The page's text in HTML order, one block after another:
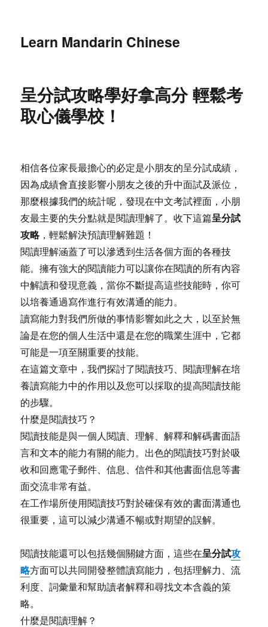
Learn Mandarin Chinese
呈分試攻略學好拿高分 輕鬆考
取心儀學校！
相信各位家長最擔心的必定是小朋友的呈分試成績，
因為成績會直接影響小朋友之後的升中面試及派位，
那麼根據我們的統計呢，發現在中文考試裡面，小朋
友最主要的失分點就是閱讀理解了。收下這篇呈分試
攻略，輕鬆解決預讀理解難題！
閱讀理解涵蓋了可以滲透到生活各個方面的各種技
能。擁有強大的閱讀能力可以讓你在閱讀的所有內容
中解讀和發現意義，當你不斷提高這些技能時，你可
以培養通過寫作進行有效溝通的能力。
讀寫能力對我們所做的事情影響如此之大，以至於無
論是在您的個人生活中還是在您的職業生涯中，它都
可能是一項至關重要的技能。
在這篇文章中，我們探討了閱讀技巧、閱讀理解在培
養讀寫能力中的作用以及您可以採取的提高閱讀技能
的步驟。
什麼是閱讀技巧？
閱讀技能是與一個人閱讀、理解、解釋和解碼書面語
言和文本的能力有關的能力。出色的閱讀技巧對於吸
收和回應電子郵件、信息、信件和其他書面信息等書
面交流非常有益。
在工作場所使用閱讀技巧對於確保有效的書面溝通也
很重要，這可以減少溝通不暢或對期望的誤解。
閱讀技能還可以包括幾個關鍵方面，這些在呈分試攻
略方面可以共同開發整體讀寫能力，包括理解力、流
利度、詞彙量和幫助讀者解釋和尋找文本含義的策
略。
什麼是閱讀理解？